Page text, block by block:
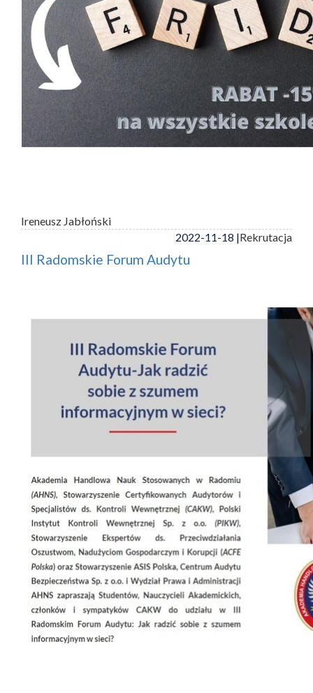
Ireneusz Jabłoński
2022-11-18 |Rekrutacja
III Radomskie Forum Audytu